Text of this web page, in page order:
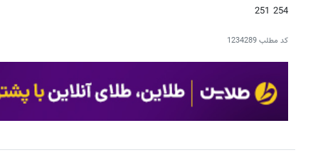
254 251
کد مطلب1234289